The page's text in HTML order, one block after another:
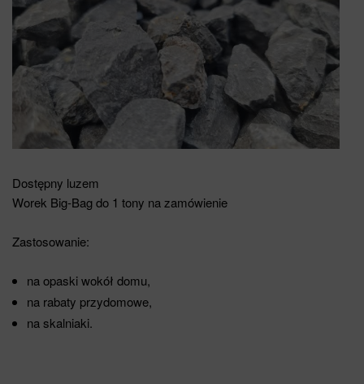
Dostępny luzem
Worek Big-Bag do 1 tony na zamówienie
Zastosowanie:
na opaski wokół domu,
na rabaty przydomowe,
na skalniaki.